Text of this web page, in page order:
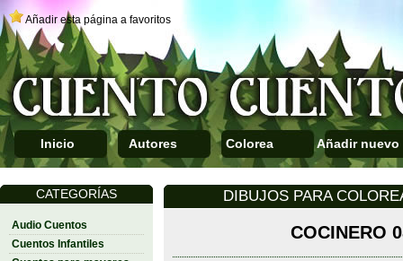
Añadir esta página a favoritos
Inicio Autores Colorea Añadir nuevo
CATEGORÍAS
Audio Cuentos
Cuentos Infantiles
DIBUJOS PARA
COCINERO